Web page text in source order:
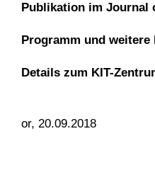
Publikation im Journal
Programm und weitere
Details zum KIT-
or, 20.09.2018